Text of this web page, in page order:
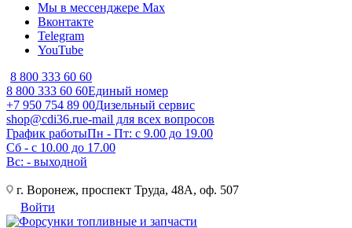
Мы в мессенджере Max
Вконтакте
Telegram
YouTube
8 800 333 60 60
8 800 333 60 60Единый номер
+7 950 754 89 00Дизельный сервис
shop@cdi36.rue-mail для всех вопросов
График работыПн - Пт: с 9.00 до 19.00
Сб - с 10.00 до 17.00
Вс: - выходной
г. Воронеж, проспект Труда, 48А, оф. 507
Войти